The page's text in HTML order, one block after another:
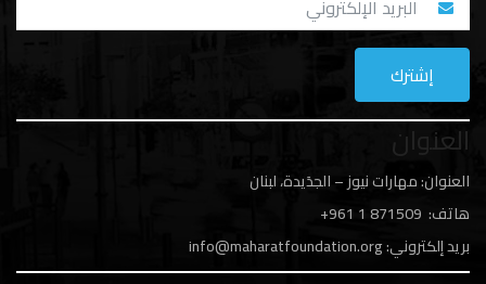
العنوان
العنوان: مهارات نيوز – الجدَيدة، لبنان
هاتف: 1 871509 961+
بريد إلكتروني:info@maharatfoundation.org